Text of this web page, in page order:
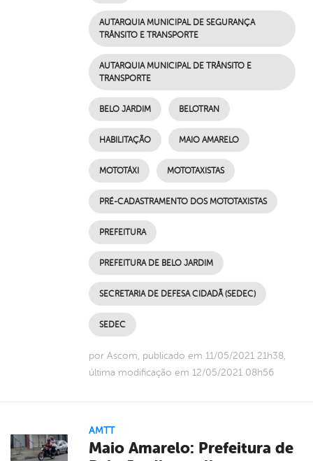
AUTARQUIA MUNICIPAL DE SEGURANÇA
TRÂNSITO E TRANSPORTE
AUTARQUIA MUNICIPAL DE TRÂNSITO E
TRANSPORTE
BELO JARDIM BELOTRAN
HABILITAÇÃO MAIO AMARELO
MOTOTÁXI MOTOTAXISTAS
PRÉ-CADASTRAMENTO DOS MOTOTAXISTAS
PREFEITURA
PREFEITURA DE BELO JARDIM
SECRETARIA DE DEFESA CIDADÃ (SEDEC)
SEDEC
por Ascom, publicado em 11/05/2021 21h38,
última modificação em 12/05/2021 08h56
AMTT
Maio Amarelo: Prefeitura de